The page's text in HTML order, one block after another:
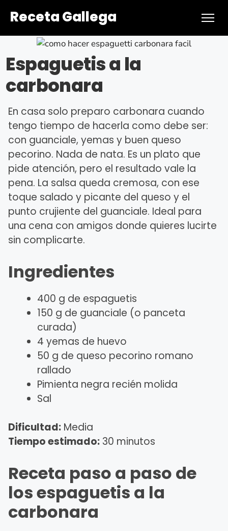
Receta Gallega
Espaguetis a la
carbonara
En casa solo preparo carbonara cuando
tengo tiempo de hacerla como debe ser:
con guanciale, yemas y buen queso
pecorino. Nada de nata. Es un plato que
pide atención, pero el resultado vale la
pena. La salsa queda cremosa, con ese
toque salado y picante del queso y el
punto crujiente del guanciale. Ideal para
una cena con amigos donde quieres lucirte
sin complicarte.
Ingredientes
400 g de espaguetis
150 g de guanciale (o panceta
curada)
4 yemas de huevo
50 g de queso pecorino romano
rallado
Pimienta negra recién molida
Sal
Dificultad:Media
Tiempo estimado:30 minutos
Receta paso a paso de
los espaguetis a la
carbonara